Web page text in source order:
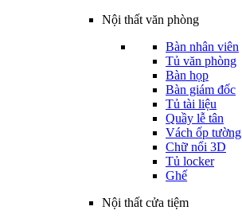
Nội thất văn phòng
Bàn nhân viên
Tủ văn phòng
Bàn họp
Bàn giám đốc
Tủ tài liệu
Quầy lễ tân
Vách ốp tường
Chữ nổi 3D
Tủ locker
Ghế
Nội thất cửa tiệm